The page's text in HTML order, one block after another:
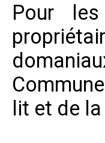
Pour
lit et de